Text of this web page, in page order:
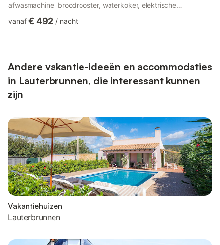
afwasmachine, broodrooster, waterkoker, elektrische
fondue Set (kaas)). Bovenverdieping: groot eetkamer met
afgeschuinde daken met ...
vanaf € 492 / nacht
Andere vakantie-ideeën en accommodaties
in Lauterbrunnen, die interessant kunnen
zijn
Vakantiehuizen
Lauterbrunnen